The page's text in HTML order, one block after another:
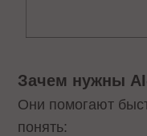
Зачем нужны
Они помогают
понять: